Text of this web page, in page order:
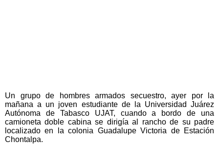
Un grupo de hombres armados secuestro, ayer por la
mañana a un joven estudiante de la Universidad Juárez
Autónoma de Tabasco UJAT, cuando a bordo de una
camioneta doble cabina se dirigía al rancho de su padre
localizado en la colonia Guadalupe Victoria de Estación
Chontalpa.